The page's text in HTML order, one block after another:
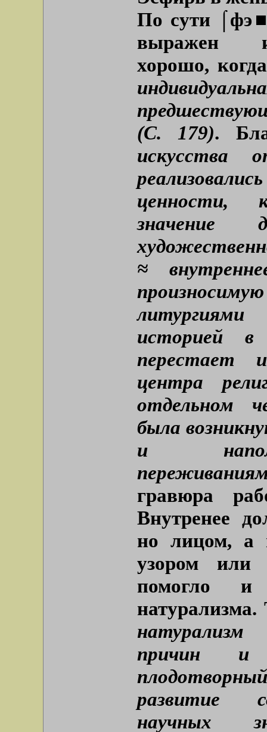
По сути
выражен
хорошо,
(С. 179).
искусства
ценности,
значение
≈
историей в
перестает
центра
отдельном
была
и
гравюра
Внутренее
но лицом, а
узором или
помогло и
натурализм
причин и
развитие
научных